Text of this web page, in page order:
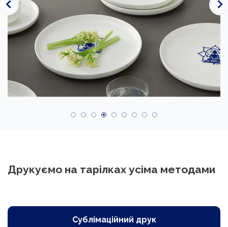
Друкуємо на тарілках усіма методами
Сублімаційний друк